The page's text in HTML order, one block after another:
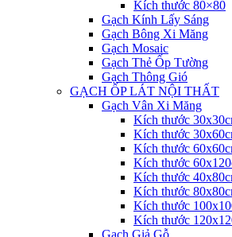
Kích thước 80×80
Gạch Kính Lấy Sáng
Gạch Bông Xi Măng
Gạch Mosaic
Gạch Thẻ Ốp Tường
Gạch Thông Gió
GẠCH ỐP LÁT NỘI THẤT
Gạch Vân Xi Măng
Kích thước
Kích thước
Kích thước
Kích thước
Kích thước
Kích thước
Kích thước
Kích thước
Gạch Giả Gỗ